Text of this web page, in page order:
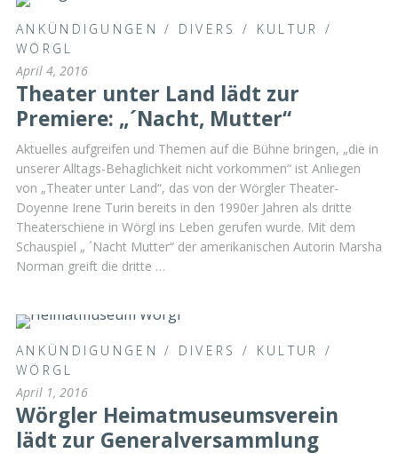
ANKÜNDIGUNGEN / DIVERS / KULTUR
/
WÖRGL
April 4, 2016
Theater unter Land lädt zur
Premiere: „´Nacht, Mutter“
Aktuelles aufgreifen und Themen auf die Bühne bringen, „die in
unserer Alltags-Behaglichkeit nicht vorkommen“ ist Anliegen
von „Theater unter Land“, das von der Wörgler Theater-
Doyenne Irene Turin bereits in den 1990er Jahren als dritte
Theaterschiene in Wörgl ins Leben gerufen wurde. Mit dem
Schauspiel „ ´Nacht Mutter“ der amerikanischen Autorin Marsha
Norman greift die dritte …
ANKÜNDIGUNGEN / DIVERS / KULTUR
/
WÖRGL
April 1, 2016
Wörgler Heimatmuseumsverein
lädt zur Generalversammlung